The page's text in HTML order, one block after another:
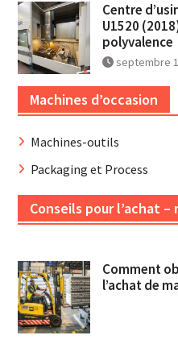
Centre
U1520
polyvalence
septembre
Machines d’occasion
Machines-outils
Packaging et Process
Conseils pour l’achat
Comment
l’achat de